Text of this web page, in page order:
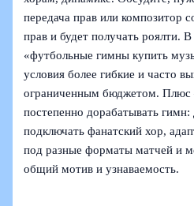
передача прав или композитор
прав и будет получать роялти.
«футбольные гимны купить
условия более гибкие и часто
ограниченным бюджетом.
постепенно дорабатывать гимн:
подключать фанатский хор,
под разные форматы матчей и
общий мотив и узнаваемость.